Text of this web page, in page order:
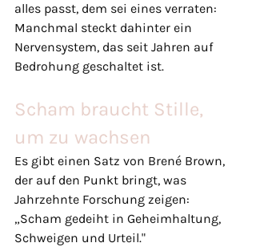
alles passt, dem sei eines verraten:
Manchmal steckt dahinter ein
Nervensystem, das seit Jahren auf
Bedrohung geschaltet ist.
Scham braucht Stille,
um zu wachsen
Es gibt einen Satz von Brené Brown,
der auf den Punkt bringt, was
Jahrzehnte Forschung zeigen:
„Scham gedeiht in Geheimhaltung,
Schweigen und Urteil."